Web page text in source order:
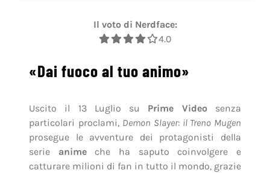
Il voto di Nerdface:
4.0
«Dai fuoco al tuo animo»
Uscito il 13 Luglio su Prime Videosenza
particolari proclami, Demon Slayer: il Treno Mugen
prosegue le avventure dei protagonisti della
serie animeche ha saputo coinvolgere e
catturare milioni di fan in tutto il mondo, grazie